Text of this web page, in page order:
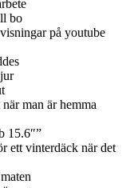
bo
på youtube
man är hemma
15.6″”
ett vinterdäck när det